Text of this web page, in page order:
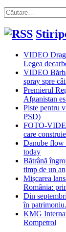
Caută
după:
VIDEO
Legea
VIDEO
spray spre
Premierul
Afganistan
Piste pentru
PSD)
FOTO-
care
Danube flow
today
Bătrână
timp de un
Mișcarea
România:
Din
în
KMG
Rompetrol